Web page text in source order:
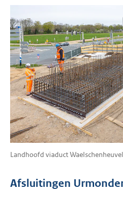
Landhoofd viaduct Waelschenheuvel
Afsluitingen